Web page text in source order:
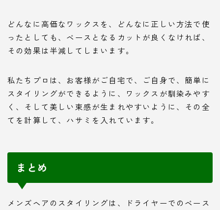
どんなに高価なワックスを、どんなに正しい方法で使
ったとしても、ベースとなるカットが良くなければ、
その効果は半減してしまいます。
私たちプロは、お客様がご自宅で、ご自身で、簡単に
スタイリングができるように、ワックスが馴染みやす
く、そして美しい束感が生まれやすいように、その全
てを計算して、ハサミを入れています。
まとめ
メンズヘアのスタイリングは、ドライヤーでのベース